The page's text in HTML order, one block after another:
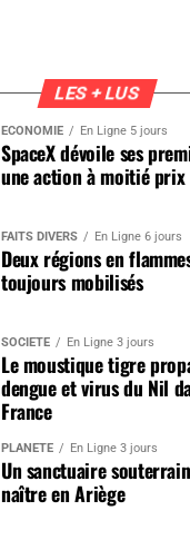
LES + LUS
ÉCONOMIE En Ligne 5 jours
SpaceX dévoile ses
une action à moitié prix
FAITS DIVERS En Ligne 6 jours
Deux régions en
toujours mobilisés
SOCIÉTÉ En Ligne 3 jours
Le moustique tigre
dengue et virus du Nil
France
PLANÈTE En Ligne 3 jours
Un sanctuaire
naître en Ariège